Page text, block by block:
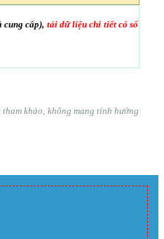
cấp), tải dữ liệu chi tiết có số
khảo, không mang tính hướng